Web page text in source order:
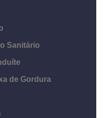
Sanitário
de Gordura